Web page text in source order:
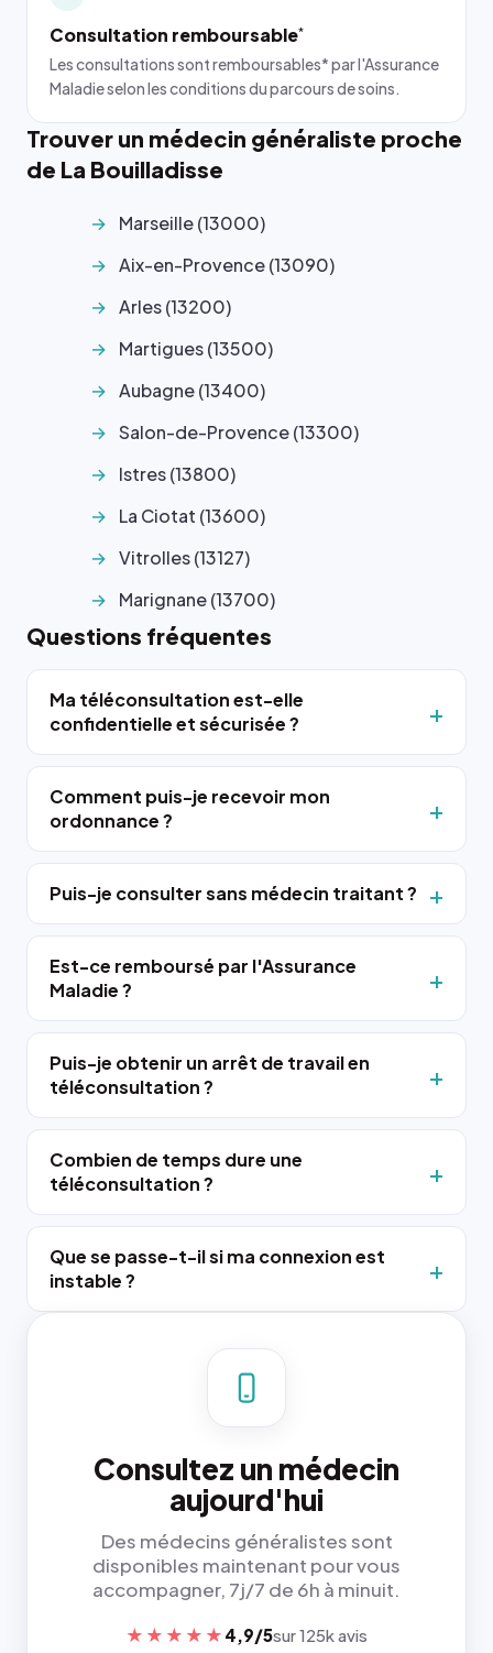
Consultation remboursable*
Les consultations sont remboursables* par l'Assurance
Maladie selon les conditions du parcours de soins.
Trouver un médecin généraliste proche
de La Bouilladisse
Marseille (13000)
Aix-en-Provence (13090)
Arles (13200)
Martigues (13500)
Aubagne (13400)
Salon-de-Provence (13300)
Istres (13800)
La Ciotat (13600)
Vitrolles (13127)
Marignane (13700)
Questions fréquentes
Ma téléconsultation est-elle
confidentielle et sécurisée ?
Comment puis-je recevoir mon
ordonnance ?
Puis-je consulter sans médecin traitant ?
Est-ce remboursé par l'Assurance
Maladie ?
Puis-je obtenir un arrêt de travail en
téléconsultation ?
Combien de temps dure une
téléconsultation ?
Que se passe-t-il si ma connexion est
instable ?
Consultez un médecin
aujourd'hui
Des médecins généralistes sont
disponibles maintenant pour vous
accompagner, 7j/7 de 6h à minuit.
★★★★★ 4,9/5sur 125k avis